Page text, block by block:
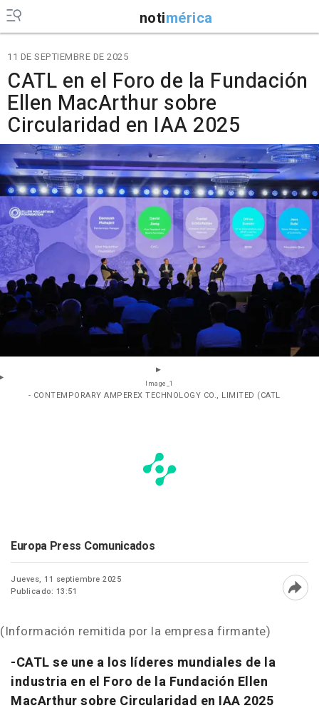
notimérica
11 DE SEPTIEMBRE DE 2025
CATL en el Foro de la Fundación
Ellen MacArthur sobre
Circularidad en IAA 2025
Image_1
- CONTEMPORARY AMPEREX TECHNOLOGY CO., LIMITED (CATL
Europa Press Comunicados
Jueves, 11 septiembre 2025
Publicado: 13:51
(Información remitida por la empresa firmante)
-CATL se une a los líderes mundiales de la
industria en el Foro de la Fundación Ellen
MacArthursobre Circularidad en IAA 2025